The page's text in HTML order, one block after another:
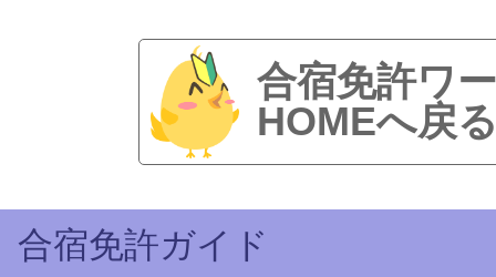
合宿免許ワ
HOMEへ戻
合宿免許ガイド